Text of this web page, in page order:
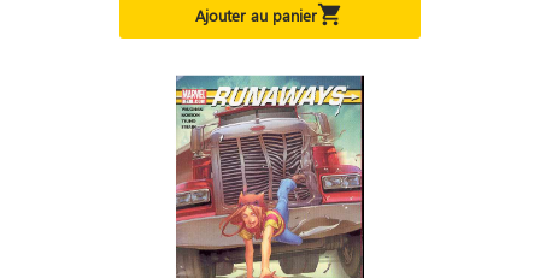
Ajouter au panier